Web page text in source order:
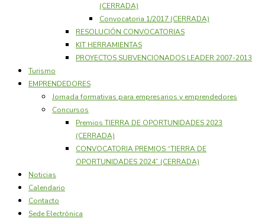
(CERRADA)
Convocatoria 1/2017 (CERRADA)
RESOLUCIÓN CONVOCATORIAS
KIT HERRAMIENTAS
PROYECTOS SUBVENCIONADOS LEADER 2007-2013
Turismo
EMPRENDEDORES
Jornada formativas para empresarios y emprendedores
Concursos
Premios TIERRA DE OPORTUNIDADES 2023
(CERRADA)
CONVOCATORIA PREMIOS “TIERRA DE
OPORTUNIDADES 2024” (CERRADA)
Noticias
Calendario
Contacto
Sede Electrónica